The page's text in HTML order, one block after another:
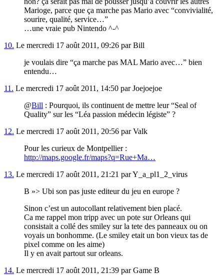
Marioge, parce que ça marche pas Mario avec “convivialité,
sourire, qualité, service…”
…une vraie pub Nintendo ^-^
10. Le mercredi 17 août 2011, 09:26 par Bill
je voulais dire “ça marche pas MAL Mario avec…” bien
entendu…
11. Le mercredi 17 août 2011, 14:50 par Joejoejoe
@Bill : Pourquoi, ils continuent de mettre leur “Seal of
Quality” sur les “Léa passion médecin légiste” ?
12. Le mercredi 17 août 2011, 20:56 par Valk
Pour les curieux de Montpellier :
http://maps.google.fr/maps?q=Rue+Ma…
13. Le mercredi 17 août 2011, 21:21 par Y_a_pl1_2_virus
B »> Ubi son pas juste editeur du jeu en europe ?
Sinon c’est un autocollant relativement bien placé.
Ca me rappel mon tripp avec un pote sur Orleans qui
consistait a collé des smiley sur la tete des panneaux ou on
voyais un bonhomme. (Le smiley etait un bon vieux tas de
pixel comme on les aime)
Il y en avait partout sur orleans.
14. Le mercredi 17 août 2011, 21:39 par Game B